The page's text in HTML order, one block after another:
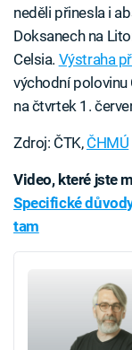
neděli přinesla i
Doksanech na
Celsia. Výstraha
východní polovinu
na čtvrtek 1.
Zdroj: ČTK, ČHMÚ
Video, které jste
Specifické
tam